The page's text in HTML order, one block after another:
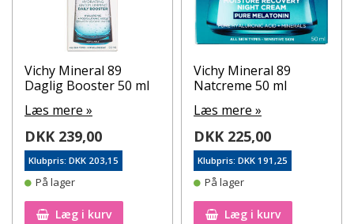
Vichy Mineral 89
Daglig Booster 50 ml
Læs mere »
DKK 239,00
Klubpris: DKK 203,15
På lager
Læg i kurv
Vichy Mineral 89
Natcreme 50 ml
Læs mere »
DKK 225,00
Klubpris: DKK 191,25
På lager
Læg i kurv